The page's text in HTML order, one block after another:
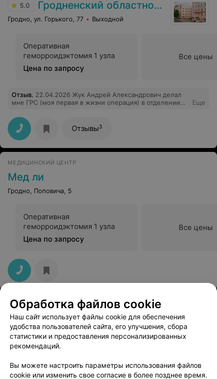
5.0 Гродненский областной клинический перинатальный центр
Гродно, ул. Горького, 77 Выходной
Оперативная
геморроидэктомия 1 узла
Цена по запросу
Все цены
Отзыв. 22.04.2026 Жук Андрей Александрович делал
мне ГРС (моя первая в жизни операция) в отделении
профессионал своего дела. В операционной было
спокойно и с юмором, сразу пропало всё волнение.
Очень внимательный специалист и просто
замечательный, добрый человек с большим сердцем,
который работает действительно по призванию. Очень
Александрович было больше. После операции всё
объяснил и поинтересовался самочувствием. Выражаю
огромную благодарность за профессионализм и
Еще
Отзывы3
МЕДИЦИНСКИЙ ЦЕНТР
Мед ли
Гродно, Поповича, 5
Оперативная
геморроидэктомия 1 узла
Цена по запросу
Все цены
Обработка файлов cookie
Наш сайт использует файлы cookie для обеспечения
удобства пользователей сайта, его улучшения, сбора
статистики и предоставления персонализированных
рекомендаций.
Вы можете настроить параметры использования файлов
cookie или изменить свое согласие в более позднее время.